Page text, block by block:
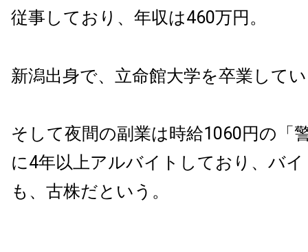
従事しており、年収は460万円。
新潟出身で、立命館大学を卒業して
そして夜間の副業は時給1060円の「
に4年以上アルバイトしており、バ
も、古株だという。